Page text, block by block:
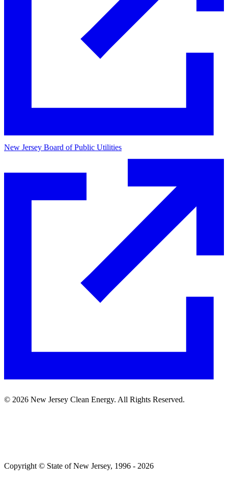
New Jersey Board of Public Utilities
© 2026 New Jersey Clean Energy. All Rights Reserved.​​​​‌ ‍ ​‍​‍‌‍ ‌ ​‍‌‍‍‌‌‍‌ ‌‍‍‌‌‍ ‍​‍​‍​ ‍‍​‍​‍‌ ​ ‌‍​‌‌‍ ‍‌‍‍‌‌ ‌​‌ ‍‌​‍ ‍‌‍‍‌‌‍ ​‍​‍​‍ ​​‍​‍‌‍‍​‌ ​‍‌‍‌‌‌‍‌‍​‍​‍​ ‍‍​‍​‍‌‍‍​‌ ‌​‌ ‌​‌ ​​​ ‍‍​‍ ​‍ ‌‍ ​‌‍ ‌‍​ ‌‍​‌‌‍ ​‌‍‍​‌‍ ‌ ​ ‌ ‌​​ ‍‍​ ​ ​ ​ ​ ​ ​ ​ ​‍ ‌‍‍‌‌‍ ‍‌ ‌​‌‍‌‌‌‍ ‍‌ ‌​​‍ ‌‍‌‌‌‍‌​‌‍‍‌‌ ‌​​‍ ‌‍ ‌‌‍ ‌‍‌​‌‍‌‌​ ‌‌ ​​‌ ​‍‌‍‌‌‌ ​ ‌‍‌‌‌‍ ‍‌ ‌​‌‍​‌‌ ‌​‌‍‍‌‌‍ ‌‍ ‍​ ‍ ‌‍‍‌‌‍‌​​ ‌‌ ​ ‌‍‍‌‌ ‌​‌‍‌‌‌​‌‍‌‍ ‌‍ ‌ ‌​‌‍‌‌‌ ​‍​ ‍ ‌ ‌​‌ ‍‌‌ ​​‌‍‌‌​ ‌‌‍‌‍‌‍ ‌‍ ‌ ‌​‌‍‌‌‌ ​‍​ ‍ ‌ ​​‌‍​‌‌ ‌​‌‍‍​​ ‌‌‍ ​‌‍‌‌‌‍‌ ‌‍​‌‌‍ ​​‍ ‍‌ ‌​‌‍‌‌‌ ‍​‌ ‌​​ ‌‍​‍‌‍​‌‌ ​ ‌‍‌‌‌‌‌‌‌ ​‍‌‍ ​​ ‌‌‍‍​‌ ‌​‌ ‌​‌ ​​​‍‌‌​ ​ ‌​​‌​‍‌‌​ ​‍‌​‌‍​‍‌‌​ ​‍‌​‌‍‌‍ ​‌‍ ‌‍​ ‌‍​‌‌‍ ​‌‍‍​‌‍ ‌ ​ ‌ ‌​​‍‌‌​ ​ ‌​​‌​ ​ ​ ​ ​ ​ ​ ​ ​‍‌‍‌‍‍‌‌‍‌​​ ‌‌ ​ ‌‍‍‌‌ ‌​‌‍‌‌‌​‌‍‌‍ ‌‍ ‌ ‌​‌‍‌‌‌ ​‍​‍‌‍‌ ‌​‌ ‍‌‌ ​​‌‍‌‌​ ‌‌‍‌‍‌‍ ‌‍ ‌ ‌​‌‍‌‌‌ ​‍​‍‌‍‌ ​​‌‍​‌‌ ‌​‌‍‍​​ ‌‌‍ ​‌‍‌‌‌‍‌ ‌‍​‌‌‍ ​​‍ ‍‌ ‌​‌‍‌‌‌ ‍​‌ ‌​​‍‌‍‌ ​​‌‍‌‌‌ ​‍‌ ​ ‌ ​​‌‍‌‌‌‍​ ‌ ‌​‌‍‍‌‌ ‌‍‌‍‌‌​ ‌‌ ​​‌ ‌‌‌‍​‍‌‍ ​‌‍‍‌‌ ​ ‌‍‍​‌‍‌‌‌‍‌​​‍​‍‌ ‌
Copyright © State of New Jersey, 1996 -​​​​‌ ‍ ​‍​‍‌‍ ‌ ​‍‌‍‍‌‌‍‌ ‌‍‍‌‌‍ ‍​‍​‍​ ‍‍​‍​‍‌ ​ ‌‍​‌‌‍ ‍‌‍‍‌‌ ‌​‌ ‍‌​‍ ‍‌‍‍‌‌‍ ​‍​‍​‍ ​​‍​‍‌‍‍​‌ ​‍‌‍‌‌‌‍‌‍​‍​‍​ ‍‍​‍​‍‌‍‍​‌ ‌​‌ ‌​‌ ​​​ ‍‍​‍ ​‍ ‌‍ ​‌‍ ‌‍​ ‌‍​‌‌‍ ​‌‍‍​‌‍ ‌ ​ ‌ ‌​​ ‍‍​ ​ ​ ​ ​ ​ ​ ​ ​‍ ‌‍‍‌‌‍ ‍‌ ‌​‌‍‌‌‌‍ ‍‌ ‌​​‍ ‌‍‌‌‌‍‌​‌‍‍‌‌ ‌​​‍ ‌‍ ‌‌‍ ‌‍‌​‌‍‌‌​ ‌‌ ​​‌ ​‍‌‍‌‌‌ ​ ‌‍‌‌‌‍ ‍‌ ‌​‌‍​‌‌ ‌​‌‍‍‌‌‍ ‌‍ ‍​ ‍ ‌‍‍‌‌‍‌​​ ‌‌‍ ‍‌‍‍‍‌​‌ ‌‍ ‌ ‌‍‌​ ​‌‍​‌‌ ‍‌‌‍ ‌ ‌‌‌ ‌​​ ‍ ‌ ‌​‌ ‍‌‌ ​​‌‍‌‌​ ‌‌‍ ‍‌‍‍‍‌‍ ​‌‍​‌‌ ‍‌‌‍ ‌ ‌‌‌ ‌​​ ‍ ‌ ​​‌‍​‌‌ ‌​‌‍‍​​ ‌‌‍‌‍‌‍ ‌‍ ‌ ‌​‌‍‌‌‌ ​‍​‍ ‍‌‍ ​‌‍‌‌‌‍‌ ‌‍​‌‌‍ ​​ ‌‍​‍‌‍​‌‌ ​ ‌‍‌‌‌‌‌‌‌ ​‍‌‍ ​​ ‌‌‍‍​‌ ‌​‌ ‌​‌ ​​​‍‌‌​ ​ ‌​​‌​‍‌‌​ ​‍‌​‌‍​‍‌‌​ ​‍‌​‌‍‌‍ ​‌‍ ‌‍​ ‌‍​‌‌‍ ​‌‍‍​‌‍ ‌ ​ ‌ ‌​​‍‌‌​ ​ ‌​​‌​ ​ ​ ​ ​ ​ ​ ​ ​‍‌‍‌‍‍‌‌‍‌​​ ‌‌‍ ‍‌‍‍‍‌​‌ ‌‍ ‌ ‌‍‌​ ​‌‍​‌‌ ‍‌‌‍ ‌ ‌‌‌ ‌​​‍‌‍‌ ‌​‌ ‍‌‌ ​​‌‍‌‌​ ‌‌‍ ‍‌‍‍‍‌‍ ​‌‍​‌‌ ‍‌‌‍ ‌ ‌‌‌ ‌​​‍‌‍‌ ​​‌‍​‌‌ ‌​‌‍‍​​ ‌‌‍‌‍‌‍ ‌‍ ‌ ‌​‌‍‌‌‌ ​‍​‍ ‍‌‍ ​‌‍‌‌‌‍‌ ‌‍​‌‌‍ ​​‍‌‍‌ ​​‌‍‌‌‌ ​‍‌ ​ ‌ ​​‌‍‌‌‌‍​ ‌ ‌​‌‍‍‌‌ ‌‍‌‍‌‌​ ‌‌ ​​‌ ‌‌‌‍​‍‌‍ ​‌‍‍‌‌ ​ ‌‍‍​‌‍‌‌‌‍‌​​‍​‍‌ ‌ 2026